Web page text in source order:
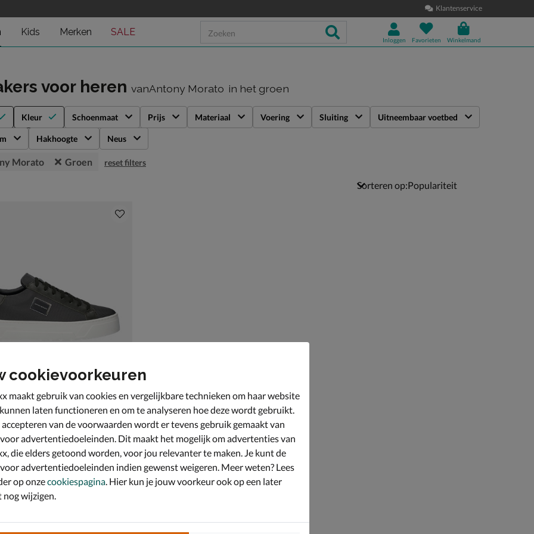
Klantenservice
Kids Merken SALE
Inloggen Favorieten Winkelmand
voor heren vanAntony Morato in het groen
Kleur Schoenmaat Prijs Materiaal Voering Sluiting Uitneembaar voetbed
Hakhoogte Neus
Morato Groen reset filters
Sorteren op:
Metal Bold
- groen
voor € 97,99
cookievoorkeuren
maakt gebruik van cookies en vergelijkbare technieken om haar website
laten functioneren en om te analyseren hoe deze wordt gebruikt.
van de voorwaarden wordt er tevens gebruik gemaakt van
advertentiedoeleinden. Dit maakt het mogelijk om advertenties van
die elders getoond worden, voor jou relevanter te maken. Je kunt de
advertentiedoeleinden indien gewenst weigeren. Meer weten? Lees
op onzecookiespagina. Hier kun je jouw voorkeur ook op een later
nog wijzigen.